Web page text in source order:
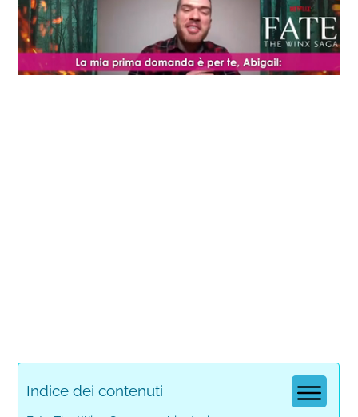
Unmute
Loaded:
0%
Progress:
0%
Indice dei contenuti